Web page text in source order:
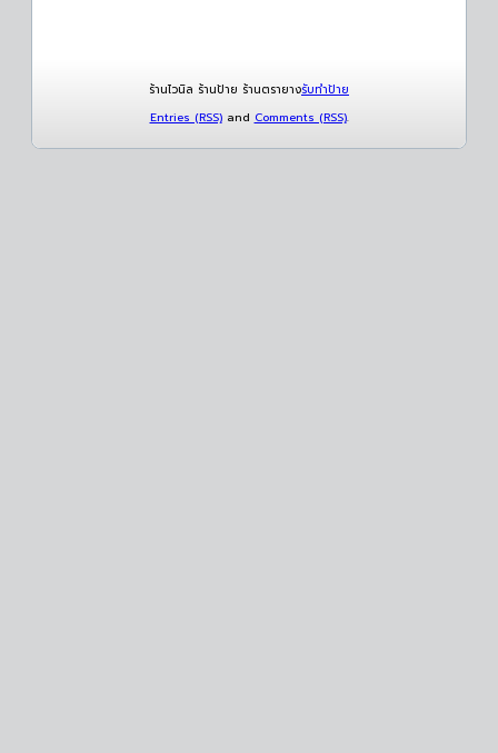
ร้านไวนิล ร้านป้าย ร้านตรายางรับทำป้าย
Entries (RSS)and Comments (RSS).